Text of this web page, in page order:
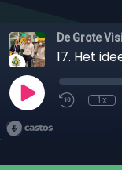
De Grote
17. Het
1x